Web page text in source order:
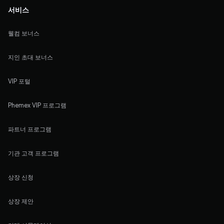
서비스
웰컴 보너스
지인 초대 보너스
VIP 포털
Phemex VIP 프로그램
파트너 프로그램
기관 고객 프로그램
상장 신청
상장 제안